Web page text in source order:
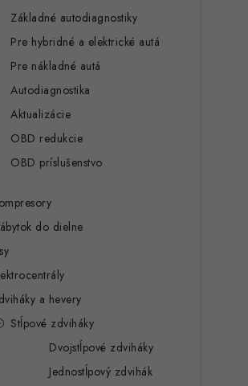
Základné autodiagnostiky
Pre hybridné a elektrické autá
Pre nákladné autá
Autodiagnostika
Aktualizácie
OBD redukcie
OBD príslušenstvo
do dielne
a hevery
Stĺpové zdviháky
Dvojstĺpové zdviháky
Jednostĺpový zdvihák